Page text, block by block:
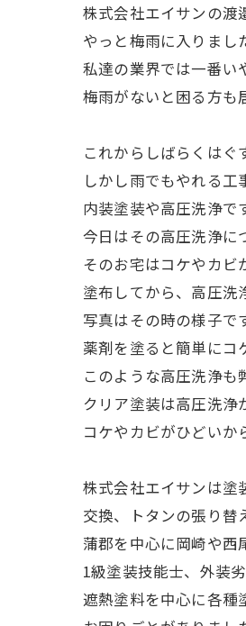
株式会社エイサンの渡
やっと梅雨に入りまし
私達の業界では一番い
梅雨がないと困る方も
これからしばらくは
しかし雨でもやれる工
内装塗装や高圧洗浄で
今日はその高圧洗浄に
そのお宅はコケやカビ
塗布してから、高圧洗
写真はその時の様子で
薬剤を塗ると簡単にコ
このような高圧洗浄
クリア塗装は高圧洗浄
コケやカビがひどい
株式会社エイサンは塗
交換、トタンの張り替
蒲郡を中心に岡崎や西
1級塗装技能士、外装
遮熱塗料を中心に各種